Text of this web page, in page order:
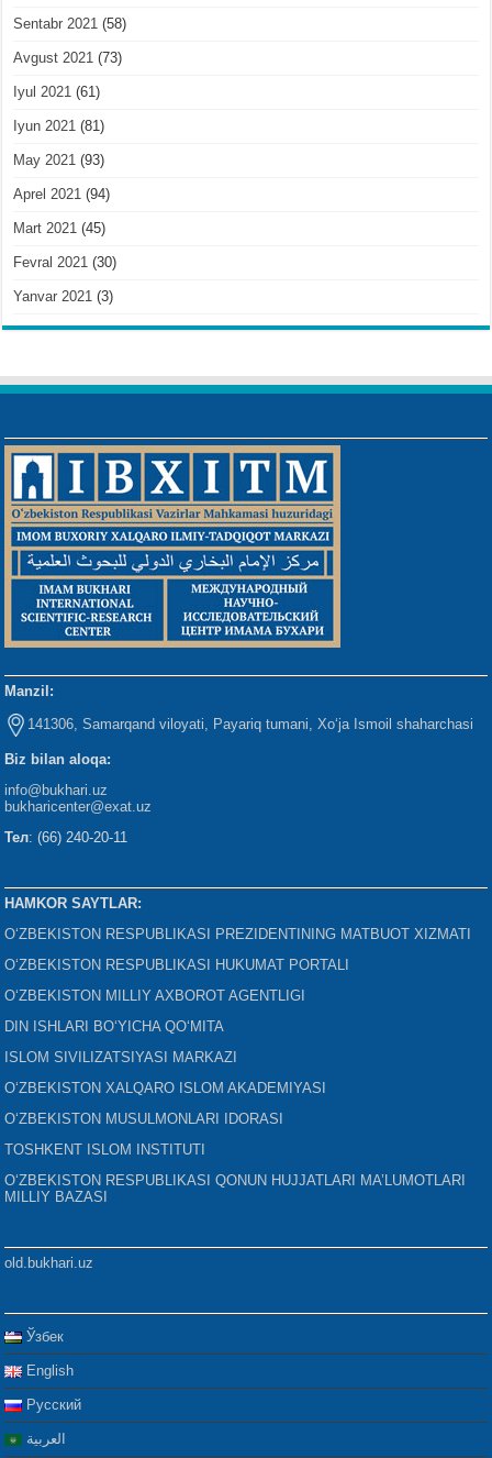
Sentabr 2021 (58)
Avgust 2021 (73)
Iyul 2021 (61)
Iyun 2021 (81)
May 2021 (93)
Aprel 2021 (94)
Mart 2021 (45)
Fevral 2021 (30)
Yanvar 2021 (3)
Manzil:
141306, Samarqand viloyati, Payariq tumani, Xo‘ja Ismoil shaharchasi
Biz bilan aloqa:
info@bukhari.uz
bukharicenter@exat.uz
Тел: (66) 240-20-11
HAMKOR SAYTLAR:
O‘ZBEKISTON RESPUBLIKASI PREZIDENTINING MATBUOT XIZMATI
O‘ZBEKISTON RESPUBLIKASI HUKUMAT PORTALI
O‘ZBEKISTON MILLIY AXBOROT AGENTLIGI
DIN ISHLARI BO‘YICHA QO‘MITA
ISLOM SIVILIZATSIYASI MARKAZI
O‘ZBEKISTON XALQARO ISLOM AKADEMIYASI
O‘ZBEKISTON MUSULMONLARI IDORASI
TOSHKENT ISLOM INSTITUTI
O‘ZBEKISTON RESPUBLIKASI QONUN HUJJATLARI MA’LUMOTLARI
MILLIY BAZASI
old.bukhari.uz
Ўзбек
English
Русский
العربية